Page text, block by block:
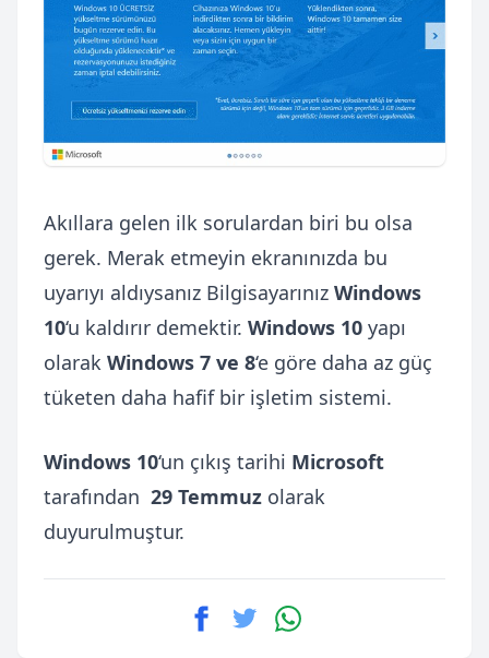
Akıllara gelen ilk sorulardan biri bu olsa
gerek. Merak etmeyin ekranınızda bu
uyarıyı aldıysanız Bilgisayarınız Windows
10‘u kaldırır demektir. Windows 10 yapı
olarak Windows 7 ve 8‘e göre daha az güç
tüketen daha hafif bir işletim sistemi.
Windows 10‘un çıkış tarihi Microsoft
tarafından 29 Temmuz olarak
duyurulmuştur.